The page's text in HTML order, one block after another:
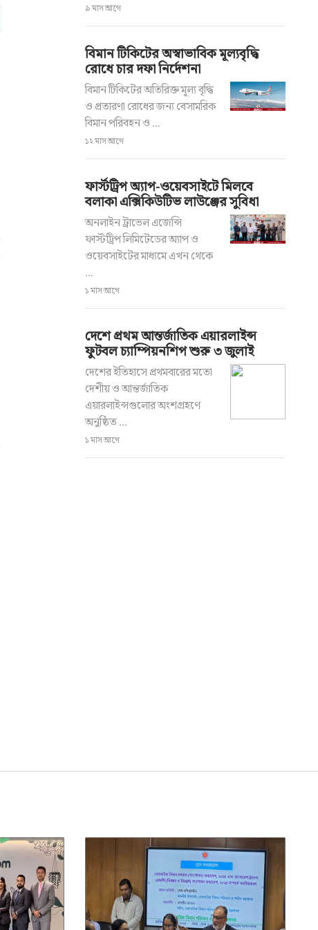
৯ মাস আগে
বিমান টিকিটের অস্বাভাবিক মূল্যবৃদ্ধি
রোধে চার দফা নির্দেশনা
বিমান টিকিটের অতিরিক্ত মূল্য বৃদ্ধি
ও প্রতারণা রোধের জন্য বেসামরিক
বিমান পরিবহন ও ...
১২ মাস আগে
ফার্স্টট্রিপ অ্যাপ-ওয়েবসাইটে মিলবে
বলাকা এক্সিকিউটিভ লাউঞ্জের সুবিধা
অনলাইন ট্রাভেল এজেন্সি
ফার্স্টট্রিপ লিমিটেডের অ্যাপ ও
ওয়েবসাইটের মাধ্যমে এখন থেকে
...
১ মাস আগে
দেশে প্রথম আন্তর্জাতিক এয়ারলাইন্স
ফুটবল চ্যাম্পিয়নশিপ শুরু ৩ জুলাই
দেশের ইতিহাসে প্রথমবারের মতো
দেশীয় ও আন্তর্জাতিক
এয়ারলাইন্সগুলোর অংশগ্রহণে
অনুষ্ঠিত ...
১ মাস আগে